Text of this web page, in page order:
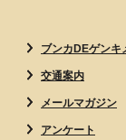
ブンカDEゲンキ
交通案内
メールマガジン
アンケート